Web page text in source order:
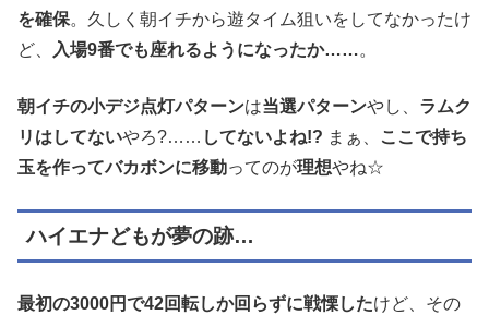
を確保。久しく朝イチから遊タイム狙いをしてなかったけ
ど、
入場9番でも座れるようになったか……。
朝イチの小デジ点灯パターンは当選パターンやし、 ラムク
リはしてないやろ?…… してないよね!? まぁ、
ここで持ち
玉を作ってバカボンに移動ってのが理想やね☆
ハイエナどもが夢の跡…
最初の3000円で42回転しか回らずに戦慄したけど、その